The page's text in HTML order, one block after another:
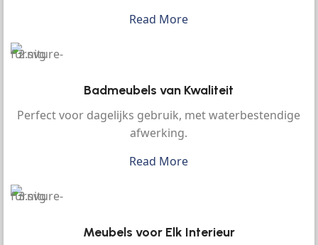
Read More
Badmeubels van Kwaliteit
Perfect voor dagelijks gebruik, met waterbestendige
afwerking.
Read More
Meubels voor Elk Interieur